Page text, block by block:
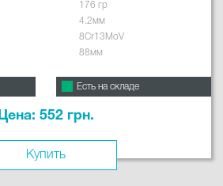
176 гр
4.2мм
8Cr13MoV
88мм
Есть на складе
Цена: 552 грн.
Купить